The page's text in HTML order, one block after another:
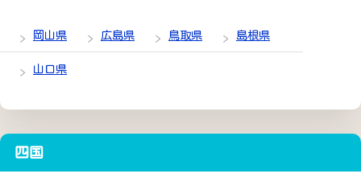
岡山県 広島県 鳥取県 島根県
山口県
四国